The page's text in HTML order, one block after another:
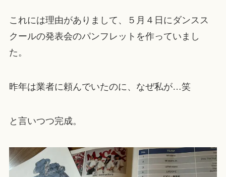
これには理由がありまして、５月４日にダンスス
クールの発表会のパンフレットを作っていまし
た。
昨年は業者に頼んでいたのに、なぜ私が…笑
と言いつつ完成。